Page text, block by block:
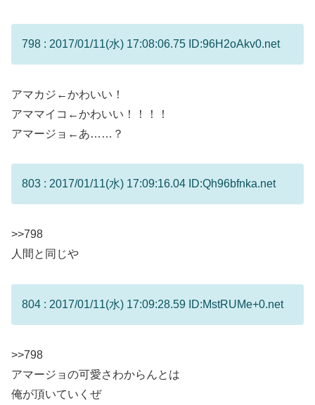
798 : 2017/01/11(水) 17:08:06.75 ID:96H2oAkv0.net
アマカジ←かわいい！
アママイコ←かわいい！！！！
アマージョ←あ……？
803 : 2017/01/11(水) 17:09:16.04 ID:Qh96bfnka.net
>>798
人間と同じや
804 : 2017/01/11(水) 17:09:28.59 ID:MstRUMe+0.net
>>798
アマージョの可愛さわからんとは
俺が頂いていくぜ